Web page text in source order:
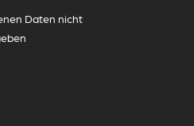
Daten nicht